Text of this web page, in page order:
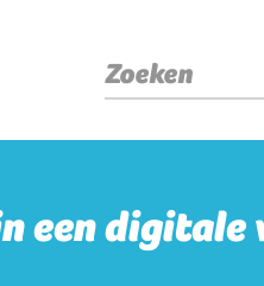
Zoeken
een digitale